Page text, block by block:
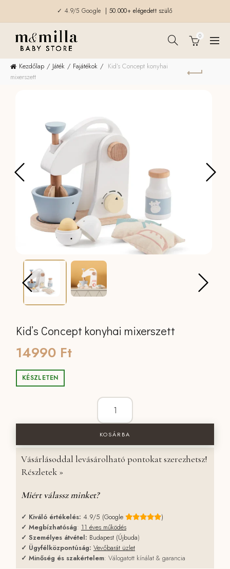
✓ 4.9/5 Google | 50.000+ elégedett szülő
0
Kezdőlap Játék Fajátékok
Kid’s Concept konyhai
mixerszett
Kid’s Concept konyhai mixerszett
14990 Ft
KÉSZLETEN
Kid's Concept konyhai mixerszett
KOSÁRBA
Vásárlásoddal levásárolható pontokat szerezhetsz!
Részletek »
Miért válassz minket?
✓ Kiváló értékelés: 4.9/5 (Google
)
✓ Megbízhatóság: 11 éves működés
✓ Személyes átvétel: Budapest (Újbuda)
✓ Ügyfélközpontúság: Vevőbarát üzlet
✓ Minőség és szakértelem: Válogatott kínálat & garancia